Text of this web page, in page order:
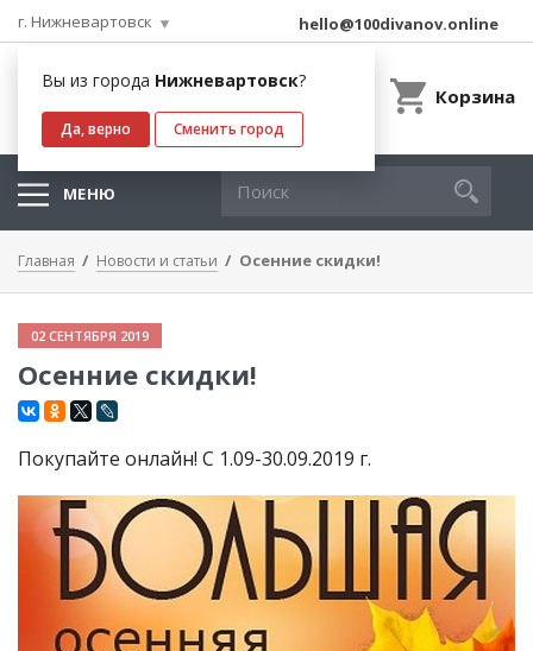
г. Нижневартовск
Вы из города Нижневартовск?
Да, верно Сменить город
hello@100divanov.online
Корзина
МЕНЮ
Главная Новости и статьи Осенние скидки!
02 СЕНТЯБРЯ 2019
Осенние скидки!
Покупайте онлайн! С 1.09-30.09.2019 г.